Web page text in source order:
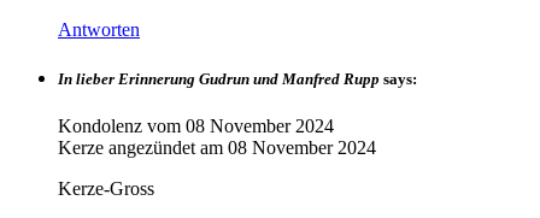
Antworten
In lieber Erinnerung Gudrun und Manfred Rupp says:
Kondolenz vom 08 November 2024
Kerze angezündet am 08 November 2024
Kerze-Gross